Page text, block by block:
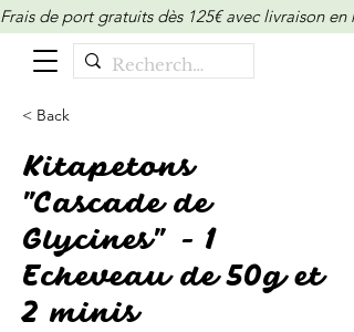
Frais de port gratuits dès 125€ avec livraison
< Back
Kitapetons
"Cascade de
Glycines" - 1
Echeveau de 50g et
2 minis